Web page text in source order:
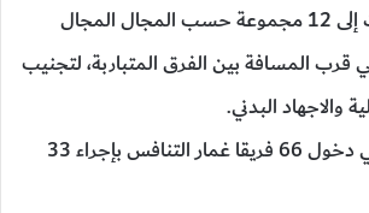
وجاء توزيع المباريات إلى 12 مجموعة حسب المجال المجال
المسافة بين الفرق المتباربة، لتجنيب
والاجهاد البدني.
وسيعرف الدور الثاني دخول 66 فريقا غمار التنافس بإجراء 33